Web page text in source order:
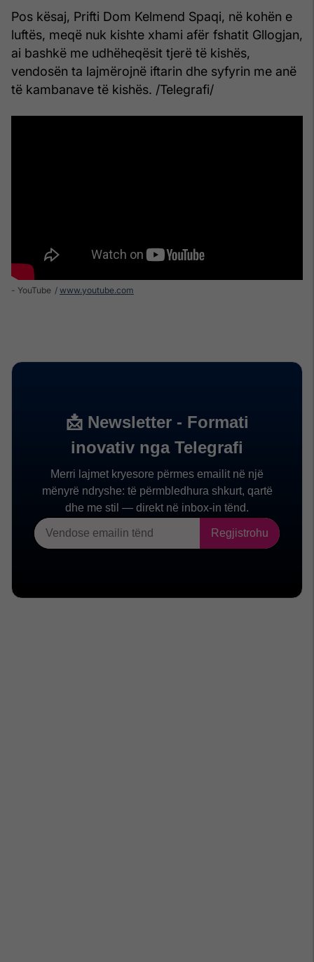
Pos kësaj, Prifti Dom Kelmend Spaqi, në kohën e
luftës, meqë nuk kishte xhami afër fshatit Gllogjan,
ai bashkë me udhëheqësit tjerë të kishës,
vendosën ta lajmërojnë iftarin dhe syfyrin me anë
të kambanave të kishës. /Telegrafi/
- YouTube www.youtube.com